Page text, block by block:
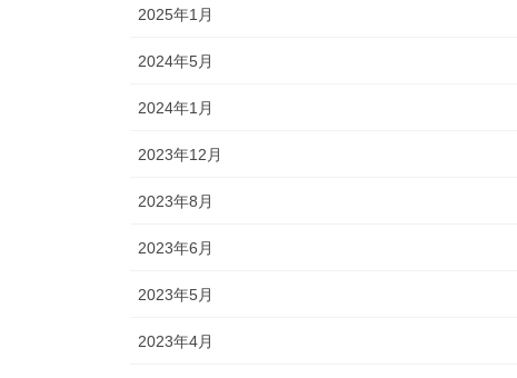
2025年1月
2024年5月
2024年1月
2023年12月
2023年8月
2023年6月
2023年5月
2023年4月